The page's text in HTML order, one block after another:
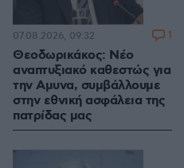
Θεοδωρικάκος: Νέο
αναπτυξιακό καθεστώς για
την Αμυνα, συμβάλλουμε
στην εθνική ασφάλεια της
πατρίδας μας
07.08.2026, 09:32 1